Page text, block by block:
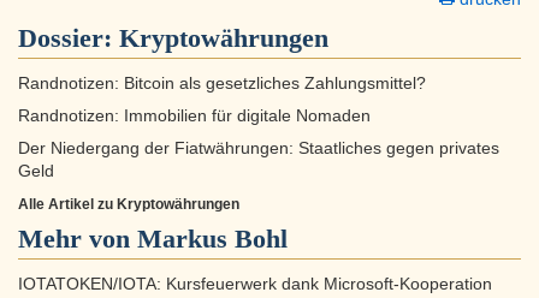
Dossier: Kryptowährungen
Randnotizen: Bitcoin als gesetzliches Zahlungsmittel?
Randnotizen: Immobilien für digitale Nomaden
Der Niedergang der Fiatwährungen: Staatliches gegen privates
Geld
Alle Artikel zu Kryptowährungen
Mehr von Markus Bohl
IOTATOKEN/IOTA: Kursfeuerwerk dank Microsoft-Kooperation